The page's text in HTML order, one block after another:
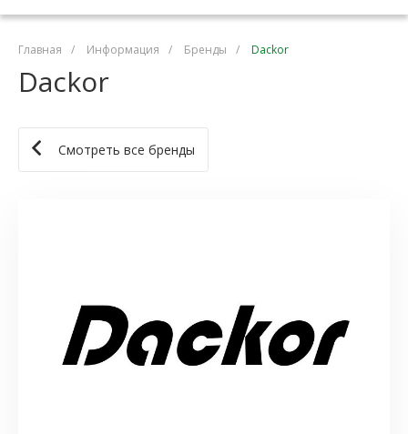
Главная / Информация / Бренды / Dackor
Dackor
Смотреть все бренды